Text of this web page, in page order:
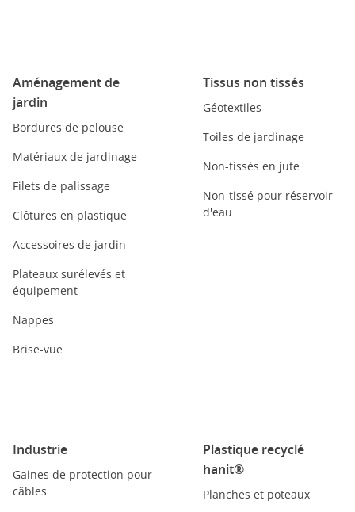
Aménagement de
jardin
Bordures de pelouse
Matériaux de jardinage
Filets de palissage
Clôtures en plastique
Accessoires de jardin
Plateaux surélevés et
équipement
Nappes
Brise-vue
Tissus non tissés
Géotextiles
Toiles de jardinage
Non-tissés en jute
Non-tissé pour réservoir
d'eau
Industrie
Gaines de protection pour
câbles
Plastique recyclé
hanit®
Planches et poteaux